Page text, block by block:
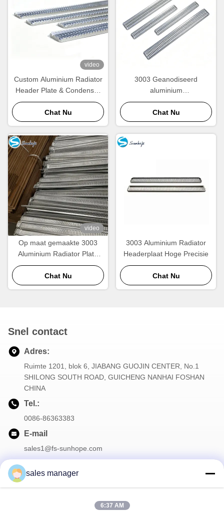
video
Custom Aluminium Radiator
Header Plate & Condenser
Header Plate Fabrikant |
OEM Groothandel
Leverancier
Chat Nu
3003 Geanodiseerd
aluminium
radiatorcondensatorplaat
Corrosiebestendige maat
afmetingen
Chat Nu
video
Op maat gemaakte 3003
Aluminium Radiator Plate
Hoogwarmteverwijdering
Automotive koeling
Chat Nu
3003 Aluminium Radiator
Headerplaat Hoge Precisie
Chat Nu
Snel contact
Adres:
Ruimte 1201, blok 6, JIABANG GUOJIN CENTER, No.1
SHILONG SOUTH ROAD, GUICHENG NANHAI FOSHAN
CHINA
Tel.:
0086-86363383
E-mail
sales1@fs-sunhope.com
sales manager
6:37 AM